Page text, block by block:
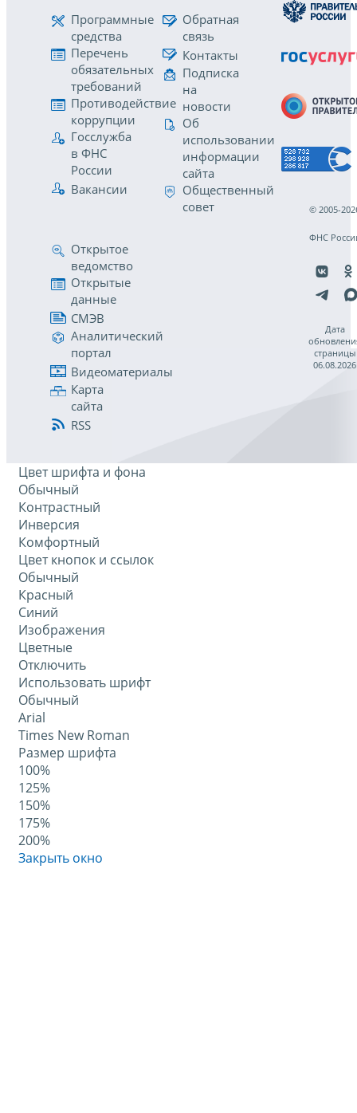
Программные
средства
Перечень
обязательных
требований
Противодействие
коррупции
Госслужба
в ФНС
России
Вакансии
Обратная
связь
Контакты
Подписка
на
новости
Об
использовании
информации
сайта
Общественный
совет
Открытое
ведомство
Открытые
данные
СМЭВ
Аналитический
портал
Видеоматериалы
Карта
сайта
RSS
© 2005-
ФНС
Дата
страницы
06.08.2026
Цвет шрифта и фона
Обычный
Контрастный
Инверсия
Комфортный
Цвет кнопок и ссылок
Обычный
Красный
Синий
Изображения
Цветные
Отключить
Использовать шрифт
Обычный
Arial
Times New Roman
Размер шрифта
100%
125%
150%
175%
200%
Закрыть окно